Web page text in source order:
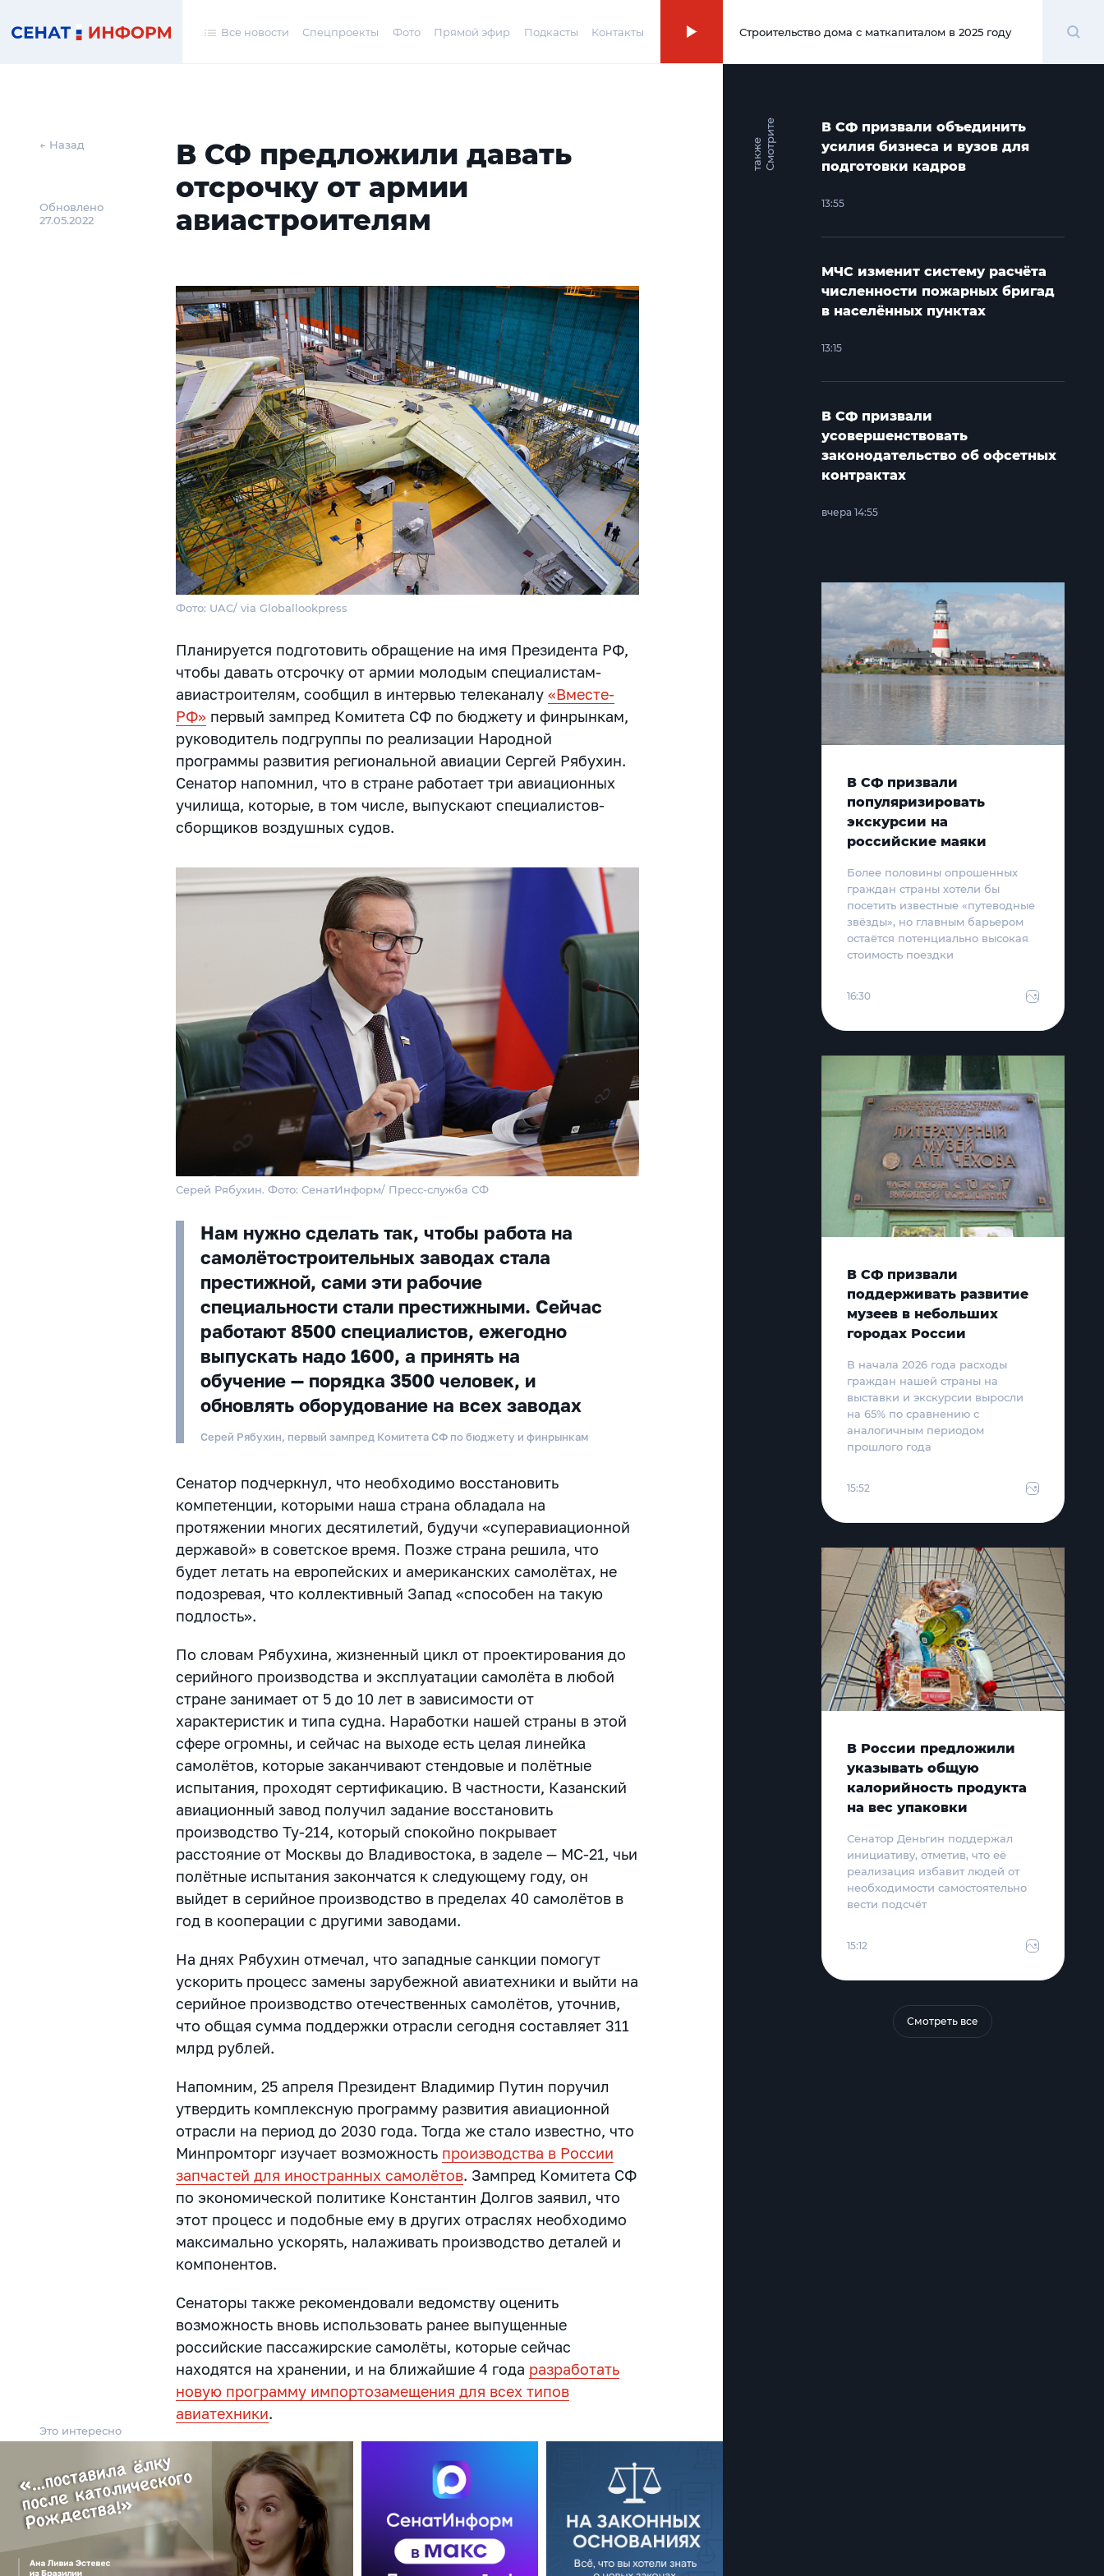
Все новости Спецпроекты Фото Прямой эфир Подкасты Контакты 00:00
Строительство дома с маткапиталом в 2025 году
← Назад
Обновлено
27.05.2022
В СФ предложили давать
отсрочку от армии
авиастроителям
Фото: UAC/ via Globallookpress
Планируется подготовить обращение на имя Президента РФ,
чтобы давать отсрочку от армии молодым специалистам-
авиастроителям, сообщил в интервью телеканалу«Вместе-
РФ» первый зампред Комитета СФ по бюджету и финрынкам,
руководитель подгруппы по реализации Народной
программы развития региональной авиации Сергей Рябухин.
Сенатор напомнил, что в стране работает три авиационных
училища, которые, в том числе, выпускают специалистов-
сборщиков воздушных судов.
Серей Рябухин. Фото: СенатИнформ/ Пресс-служба СФ
Нам нужно сделать так, чтобы работа на
самолётостроительных заводах стала
престижной, сами эти рабочие
специальности стали престижными. Сейчас
работают 8500 специалистов, ежегодно
выпускать надо 1600, а принять на
обучение — порядка 3500 человек, и
обновлять оборудование на всех заводах
Серей Рябухин, первый зампред Комитета СФ по бюджету и финрынкам
Сенатор подчеркнул, что необходимо восстановить
компетенции, которыми наша страна обладала на
протяжении многих десятилетий, будучи «суперавиационной
державой» в советское время. Позже страна решила, что
будет летать на европейских и американских самолётах, не
подозревая, что коллективный Запад «способен на такую
подлость».
По словам Рябухина, жизненный цикл от проектирования до
серийного производства и эксплуатации самолёта в любой
стране занимает от 5 до 10 лет в зависимости от
характеристик и типа судна. Наработки нашей страны в этой
сфере огромны, и сейчас на выходе есть целая линейка
самолётов, которые заканчивают стендовые и полётные
испытания, проходят сертификацию. В частности, Казанский
авиационный завод получил задание восстановить
производство Ту-214, который спокойно покрывает
расстояние от Москвы до Владивостока, в заделе — МС-21, чьи
полётные испытания закончатся к следующему году, он
выйдет в серийное производство в пределах 40 самолётов в
год в кооперации с другими заводами.
На днях Рябухин отмечал, что западные санкции помогут
ускорить процесс замены зарубежной авиатехники и выйти на
серийное производство отечественных самолётов, уточнив,
что общая сумма поддержки отрасли сегодня составляет 311
млрд рублей.
Напомним, 25 апреля Президент Владимир Путин поручил
утвердить комплексную программу развития авиационной
отрасли на период до 2030 года.Тогда же стало известно, что
Минпромторг изучает возможность производства в России
запчастей для иностранных самолётов. Зампред Комитета СФ
по экономической политике Константин Долгов заявил, что
этот процесс и подобные ему в других отраслях необходимо
максимально ускорять, налаживать производство деталей и
компонентов.
Сенаторы также рекомендовали ведомству оценить
возможность вновь использовать ранее выпущенные
российские пассажирские самолёты, которые сейчас
находятся на хранении, и на ближайшие 4 года разработать
новую программу импортозамещения для всех типов
авиатехники.
Это интересно
С
м
о
т
р и
т
е
т
а
к
ж
е
В СФ призвали объединить
усилия бизнеса и вузов для
подготовки кадров
13:55
МЧС изменит систему расчёта
численности пожарных бригад
в населённых пунктах
13:15
В СФ призвали
усовершенствовать
законодательство об офсетных
контрактах
вчера 14:55
В СФ призвали
популяризировать
экскурсии на
российские маяки
Более половины опрошенных
граждан страны хотели бы
посетить известные «путеводные
звёзды», но главным барьером
остаётся потенциально высокая
стоимость поездки
16:30
В СФ призвали
поддерживать развитие
музеев в небольших
городах России
В начала 2026 года расходы
граждан нашей страны на
выставки и экскурсии выросли
на 65% по сравнению с
аналогичным периодом
прошлого года
15:52
В России предложили
указывать общую
калорийность продукта
на вес упаковки
Сенатор Деньгин поддержал
инициативу, отметив, что её
реализация избавит людей от
необходимости самостоятельно
вести подсчёт
15:12
Смотреть все